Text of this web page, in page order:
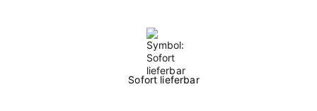
Sofort lieferbar